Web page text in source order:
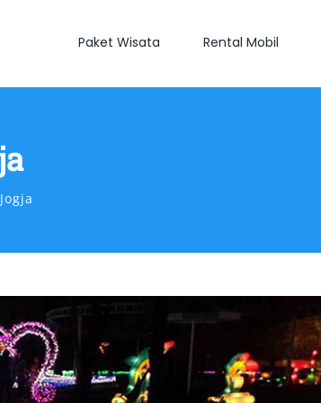
Paket Wisata Rental Mobil